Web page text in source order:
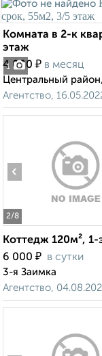
1
Комната в 2-к
этаж
4 000 ₽ в месяц
Центральный
Агентство,
2/8
‹
Коттедж 120м²,
6 000 ₽ в сутки
3-я Заимка
Агентство,